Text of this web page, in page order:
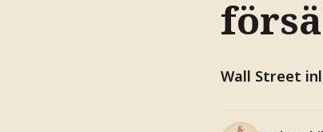
Wall Street